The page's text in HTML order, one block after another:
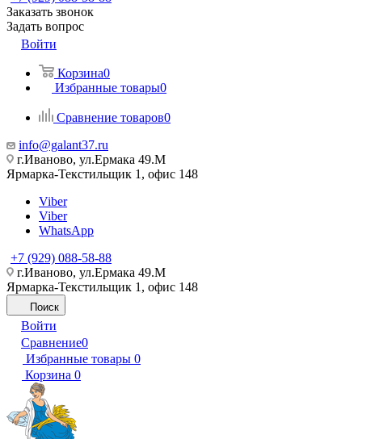
Заказать звонок
Задать вопрос
Войти
Корзина0
Избранные товары0
Сравнение товаров0
info@galant37.ru
г.Иваново, ул.Ермака 49.M
Ярмарка-Текстильщик 1, офис 148
Viber
Viber
WhatsApp
+7 (929) 088-58-88
г.Иваново, ул.Ермака 49.M
Ярмарка-Текстильщик 1, офис 148
Поиск
Войти
Сравнение0
Избранные товары 0
Корзина 0